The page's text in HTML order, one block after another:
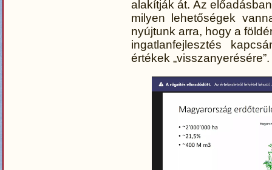
alakítják át. Az
milyen lehetőségek
nyújtunk arra, hogy a
ingatlanfejlesztés
értékek „visszanyerésére”.